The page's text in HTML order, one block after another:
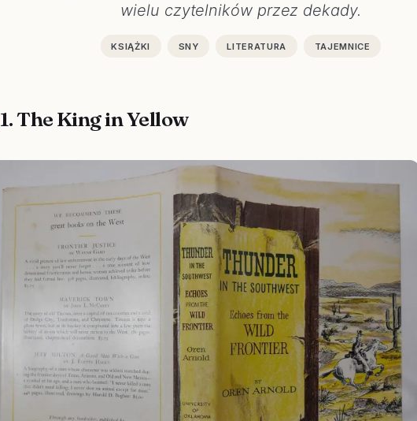
wielu czytelników przez dekady.
KSIĄŻKI SNY LITERATURA TAJEMNICE
1. The King in Yellow